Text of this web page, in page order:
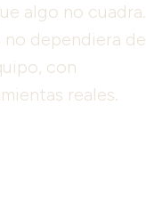
algo no cuadra.
no dependiera de
con
reales.